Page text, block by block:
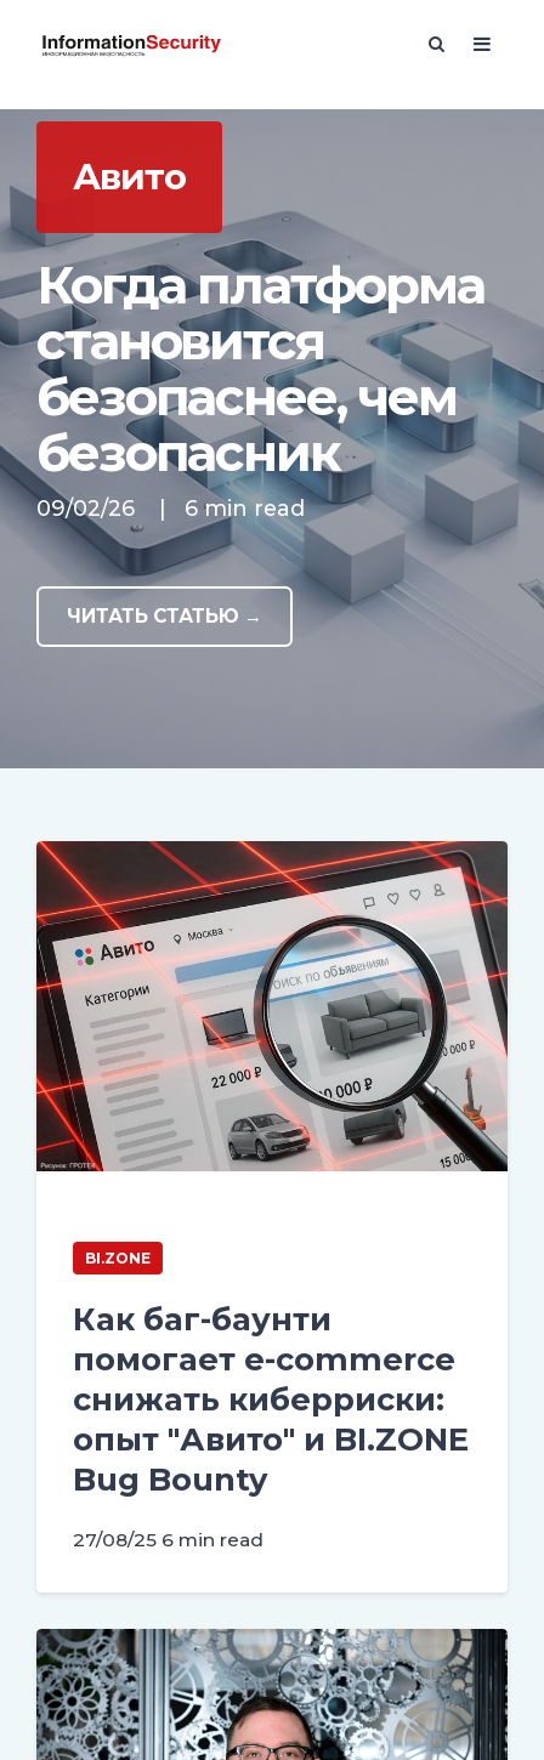
Авито
Когда платформа
становится
безопаснее, чем
безопасник
09/02/26 6 min read
ЧИТАТЬ СТАТЬЮ →
BI.ZONE
Как баг-баунти
помогает e-commerce
снижать киберриски:
опыт "Авито" и BI.ZONE
Bug Bounty
27/08/25 6 min read